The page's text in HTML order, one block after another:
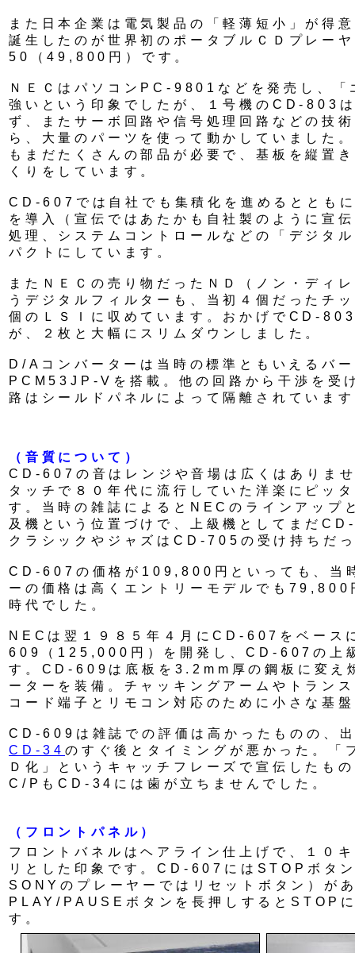
また日本企業は電気製品の「軽薄短小」が得
誕生したのが世界初のポータブルＣＤプレー
50（49,800円）です。
ＮＥＣはパソコンPC-9801などを発売し、「
強いという印象でしたが、１号機のCD-803
ず、またサーボ回路や信号処理回路などの技
ら、大量のパーツを使って動かしていました
もまだたくさんの部品が必要で、基板を縦置
くりをしています。
CD-607では自社でも集積化を進めるととも
を導入（宣伝ではあたかも自社製のように宣
処理、システムコントロールなどの「デジタ
パクトにしています。
またＮＥＣの売り物だったＮＤ（ノン・ディ
うデジタルフィルターも、当初４個だったチ
個のＬＳＩに収めています。おかげでCD-
が、２枚と大幅にスリムダウンしました。
D/Aコンバーターは当時の標準ともいえるバ
PCM53JP-Vを搭載。他の回路から干渉を受
路はシールドパネルによって隔離されていま
（音質について）
CD-607の音はレンジや音場は広くはありま
タッチで８０年代に流行していた洋楽にピッ
す。当時の雑誌によるとNECのラインアッ
及機という位置づけで、上級機としてまだ
クラシックやジャズはCD-705の受け持ちだ
CD-607の価格が109,800円といっても、当
ーの価格は高くエントリーモデルでも
時代でした。
NECは翌１９８５年４月にCD-607をベース
609（125,000円）を開発し、CD-607の上
す。CD-609は底板を3.2mm厚の鋼板に変え
ーターを装備。チャッキングアームやトラン
コード端子とリモコン対応のために小さな基
CD-609は雑誌での評価は高かったものの、
CD-34 のすぐ後とタイミングが悪かった。
Ｄ化」というキャッチフレーズで宣伝したも
C/PもCD-34には歯が立ちませんでした。
（フロントパネル）
フロントバネルはヘアライン仕上げで、１０
リとした印象です。CD-607にはSTOPボタ
SONYのプレーヤーではリセットボタン）が
PLAY/PAUSEボタンを長押しするとSTOP
す。